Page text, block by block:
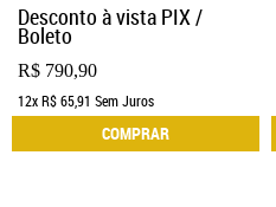
R$ 790,90
Desconto à vista PIX /
Boleto
12xR$ 65,91 Sem Juros
COMPRAR